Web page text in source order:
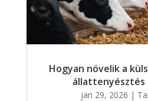
Hogyan növelik a
jan 29, 2026 |